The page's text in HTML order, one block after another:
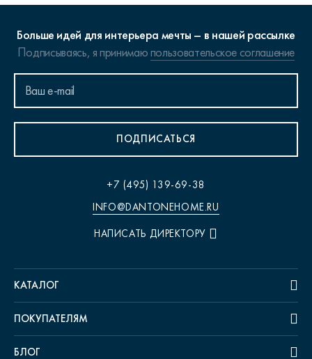
Больше идей для интерьера мечты – в нашей рассылке
Подписываясь, я принимаюпользовательское соглашение
ПОДПИСАТЬСЯ
+7 (495) 139-69-38
INFO@DANTONEHOME.RU
НАПИСАТЬ ДИРЕКТОРУ
КАТАЛОГ
ПОКУПАТЕЛЯМ
БЛОГ